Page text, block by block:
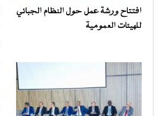
افتتاح ورشة عمل حول النظام الجبائي
للهيئات العمومية